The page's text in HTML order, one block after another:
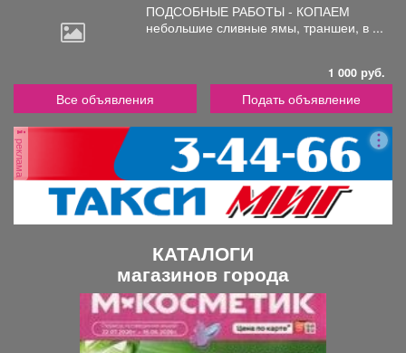
ПОДСОБНЫЕ РАБОТЫ - КОПАЕМ
небольшие сливные ямы, траншеи, в ...
1 000 руб.
Все объявления Подать объявление
реклама
КАТАЛОГИ
магазинов города